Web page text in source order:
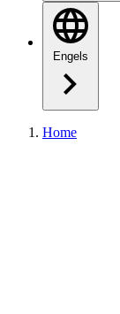
Engels
Home